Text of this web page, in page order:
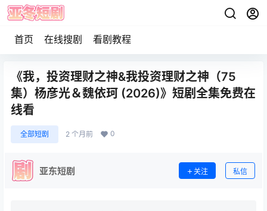
首页 在线搜剧 看剧教程
《我，投资理财之神&我投资理财之神（75
集）杨彦光＆魏依珂 (2026)》短剧全集免费在
线看
全部短剧 2 个月前 0
亚东短剧 关注 私信